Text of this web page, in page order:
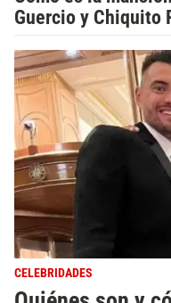
Guercio y Chiquito
CELEBRIDADES